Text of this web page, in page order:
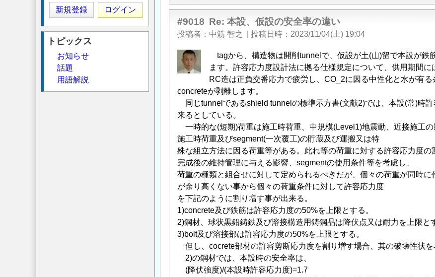
#9018 Re: 本設、仮設の安全率の違い
投稿者 中筋 智之 投稿日時 2023/11/04(土) 19:04
tagから、構造物は開削tunnelで、仮設が土(山)留で本設が鉄
ます。許容応力度設計法に拠る仕様規定について、供用期間に
RC造は正負交番応力で疲労し、CO_2に因る中性化と水が有
concreteが剥離します。
同じtunnelであるshield tunnelの標準示方書(文献2)では、本設(常)時
来るとしている。
一時的な(短期)荷重は施工時荷重、中規模(Level1)地震動、近接施工
施工時荷重及びsegment(一次覆工)の貯蔵及び運搬又は特
殊な組立方法に因る荷重等がある。此れ等の荷重に対する許容応力度の
完成後の維持管理に与える影響、segmentの使用条件等を考慮し、
荷重の種類と組合せに対して定められるべきだが、個々の荷重が同時
が余り高くない事から個々の荷重条件に対して許容応力度
を下記のように割り増す事が出来る。
1)concrete及び鉄筋は許容応力度の50%を上限とする。
2)鋼材、球状黒鉛鋳鉄及び溶接構造用鋳鋼品は降伏点又は耐力を上限と
3)bolt及び溶接部は許容応力度の50%を上限とする。
但し、cocrete部材の許容剪断応力度を割り増す場合、其の破壊性状を
2)の鋼材では、本設時の安全率は、
(降伏強度)/(本設時許容応力度)=1.7
新規登録 ログイン
トピックス
お知らせ
話題
用語解説